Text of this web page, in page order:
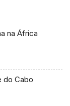
na África
do Cabo